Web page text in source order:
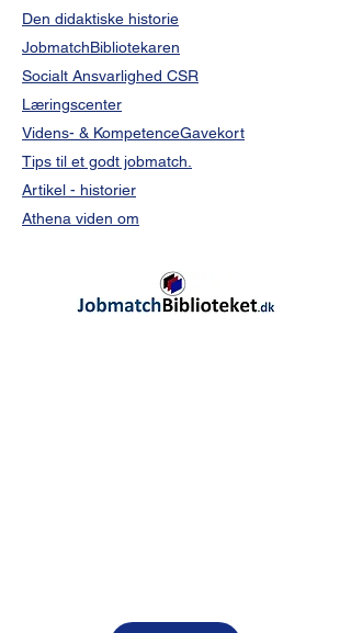
Den didaktiske historie
JobmatchBibliotekaren
Socialt Ansvarlighed CSR
Læringscenter
Videns- & KompetenceGavekort
Tips til et godt jobmatch.
Artikel - historier
Athena viden om